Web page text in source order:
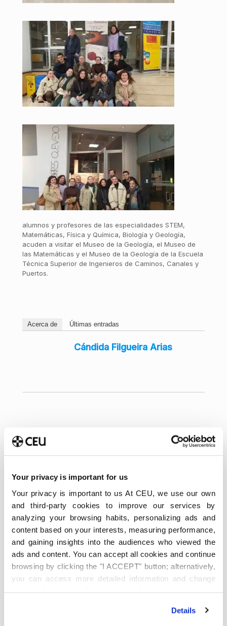
Your privacy is important for us
Your privacy is important to us At CEU, we use our own
and third-party cookies to improve our services by
analyzing your browsing habits, personalizing ads and
content based on your interests, measuring performance,
and gaining insights into the audiences who viewed the
ads and content. You can accept all cookies and continue
browsing by clicking the "I ACCEPT" button; alternatively,
you can access more detailed information and change
Details
alumnos y profesores de las especialidades STEM,
Matemáticas, Física y Química, Biología y Geología,
acuden a visitar el Museo de la Geología, el Museo de
las Matemáticas y el Museo de la Geología de la Escuela
Técnica Superior de Ingenieros de Caminos, Canales y
Puertos.
Acerca de Últimas entradas
Cándida Filgueira Arias
Últimas publicaciones
Método Pomodoro para
la universidad y cuándo no
funciona
6 de agosto de 2026